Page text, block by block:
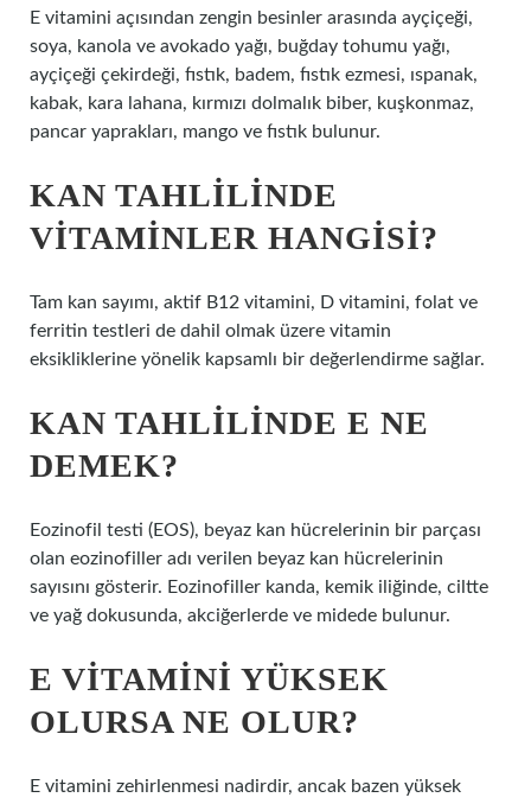
E vitamini açısından zengin besinler arasında ayçiçeği,
soya, kanola ve avokado yağı, buğday tohumu yağı,
ayçiçeği çekirdeği, fıstık, badem, fıstık ezmesi, ıspanak,
kabak, kara lahana, kırmızı dolmalık biber, kuşkonmaz,
pancar yaprakları, mango ve fıstık bulunur.
KAN TAHLILINDE
VITAMINLER HANGISI?
Tam kan sayımı, aktif B12 vitamini, D vitamini, folat ve
ferritin testleri de dahil olmak üzere vitamin
eksikliklerine yönelik kapsamlı bir değerlendirme sağlar.
KAN TAHLILINDE E NE
DEMEK?
Eozinofil testi (EOS), beyaz kan hücrelerinin bir parçası
olan eozinofiller adı verilen beyaz kan hücrelerinin
sayısını gösterir. Eozinofiller kanda, kemik iliğinde, ciltte
ve yağ dokusunda, akciğerlerde ve midede bulunur.
E VITAMINI YÜKSEK
OLURSA NE OLUR?
E vitamini zehirlenmesi nadirdir, ancak bazen yüksek